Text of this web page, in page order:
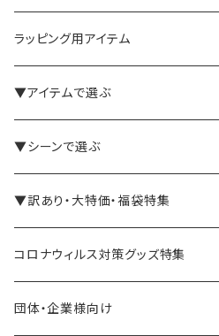
ラッピング用アイテム
▼アイテムで選ぶ
バインダー・メモパッド
手帳・ノート
ペン立て・収納ケース・トレイ
バッグ・かばん
▼シーンで選ぶ
テレワーク・在宅ワーク向け
司会・セミナー講師向け
営業マン向け
▼訳あり・大特価・福袋特集
アウトレット商品
福袋・まとめ買い
コロナウィルス対策グッズ特集
団体・企業様向け